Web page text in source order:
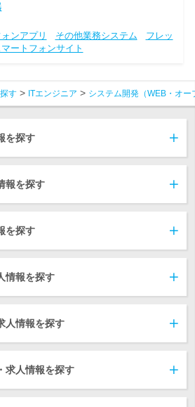
ンアプリ その他業務システム
フレッ
ートフォンサイト
す ITエンジニア システム開発（WEB・オ
を探す
報を探す
を探す
情報を探す
人情報を探す
求人情報を探す